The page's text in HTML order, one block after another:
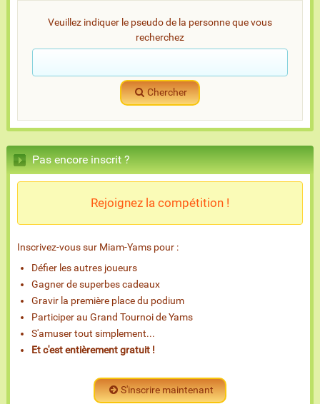
Veuillez indiquer le pseudo de la personne que vous
recherchez
Chercher
Pas encore inscrit ?
Rejoignez la compétition !
Inscrivez-vous sur Miam-Yams pour :
Défier les autres joueurs
Gagner de superbes cadeaux
Gravir la première place du podium
Participer au Grand Tournoi de Yams
S'amuser tout simplement...
Et c'est entièrement gratuit !
S'inscrire maintenant